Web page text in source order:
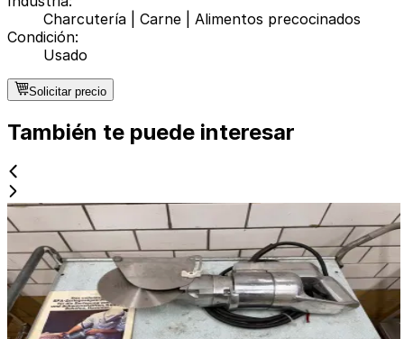
Charcutería
Carne
Alimentos precocinados
Condición:
Usado
Solicitar precio
También te puede interesar
Nuevo
EFA 52 SAW
ID NR3194
.
.